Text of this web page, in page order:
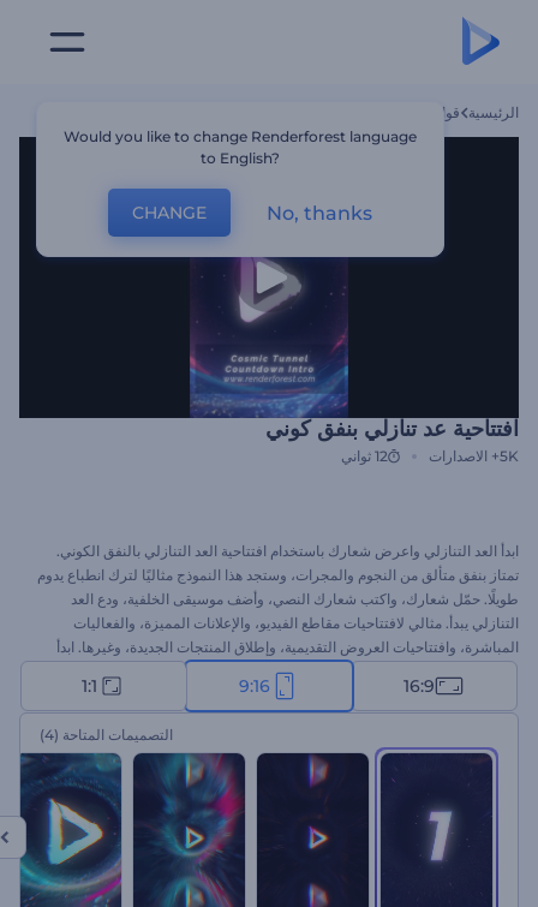
الرئيسية قوالب
افتتاحية عد تنازلي بنفق كوني
5K+ الاصدارات 12 ثواني
ابدأ العد التنازلي واعرض شعارك باستخدام افتتاحية العد التنازلي بالنفق الكوني.
تمتاز بنفق متألق من النجوم والمجرات، وستجد هذا النموذج مثاليًا لترك انطباع يدوم
طويلًا. حمّل شعارك، واكتب شعارك النصي، وأضف موسيقى الخلفية، ودع العد
التنازلي يبدأ. مثالي لافتتاحيات مقاطع الفيديو، والإعلانات المميزة، والفعاليات
المباشرة، وافتتاحيات العروض التقديمية، وإطلاق المنتجات الجديدة، وغيرها. ابدأ
16:9
9:16
1:1
التصميمات المتاحة (4)
Would you like to change Renderforest language
to English?
CHANGE No, thanks